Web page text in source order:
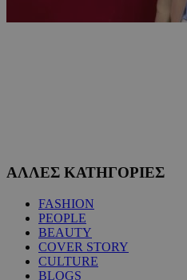
ΑΛΛΕΣ ΚΑΤΗΓΟΡΙΕΣ
FASHION
PEOPLE
BEAUTY
COVER STORY
CULTURE
BLOGS